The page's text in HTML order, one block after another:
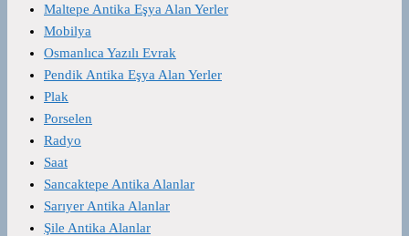
Maltepe Antika Eşya Alan Yerler
Mobilya
Osmanlıca Yazılı Evrak
Pendik Antika Eşya Alan Yerler
Plak
Porselen
Radyo
Saat
Sancaktepe Antika Alanlar
Sarıyer Antika Alanlar
Şile Antika Alanlar